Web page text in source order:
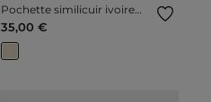
Pochette similicuir ivoire
35,00 €